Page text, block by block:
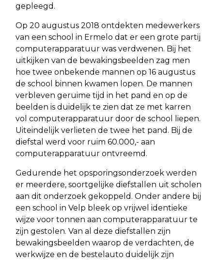
gepleegd.
Op 20 augustus 2018 ontdekten medewerkers
van een school in Ermelo dat er een grote partij
computerapparatuur was verdwenen. Bij het
uitkijken van de bewakingsbeelden zag men
hoe twee onbekende mannen op 16 augustus
de school binnen kwamen lopen. De mannen
verbleven geruime tijd in het pand en op de
beelden is duidelijk te zien dat ze met karren
vol computerapparatuur door de school liepen.
Uiteindelijk verlieten de twee het pand. Bij de
diefstal werd voor ruim 60.000,- aan
computerapparatuur ontvreemd.
Gedurende het opsporingsonderzoek werden
er meerdere, soortgelijke diefstallen uit scholen
aan dit onderzoek gekoppeld. Onder andere bij
een school in Velp bleek op vrijwel identieke
wijze voor tonnen aan computerapparatuur te
zijn gestolen. Van al deze diefstallen zijn
bewakingsbeelden waarop de verdachten, de
werkwijze en de bestelauto duidelijk zijn